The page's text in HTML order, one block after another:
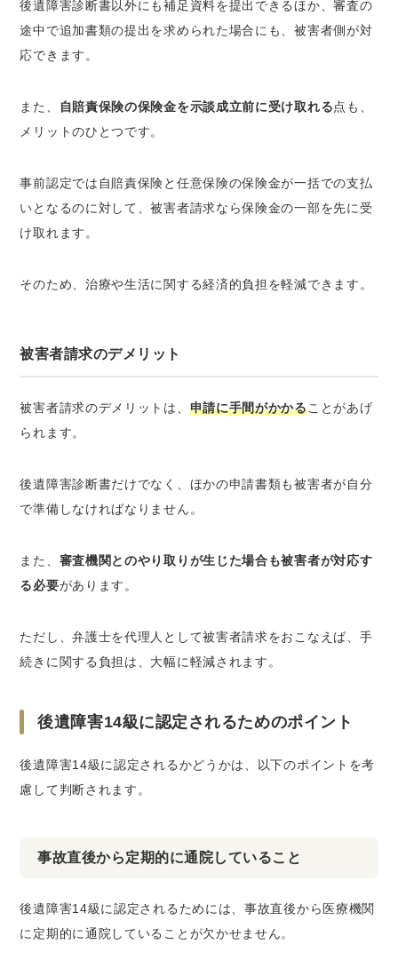
後遺障害診断書以外にも補足資料を提出できるほか、審査の
途中で追加書類の提出を求められた場合にも、被害者側が対
応できます。
また、 自賠責保険の保険金を示談成立前に受け取れる点も、
メリットのひとつです。
事前認定では自賠責保険と任意保険の保険金が一括での支払
いとなるのに対して、被害者請求なら保険金の一部を先に受
け取れます。
そのため、治療や生活に関する経済的負担を軽減できます。
被害者請求のデメリット
被害者請求のデメリットは、 申請に手間がかかることがあげ
られます。
後遺障害診断書だけでなく、ほかの申請書類も被害者が自分
で準備しなければなりません。
また、 審査機関とのやり取りが生じた場合も被害者が対応す
る必要があります。
ただし、弁護士を代理人として被害者請求をおこなえば、手
続きに関する負担は、大幅に軽減されます。
後遺障害14級に認定されるためのポイント
後遺障害14級に認定されるかどうかは、以下のポイントを考
慮して判断されます。
事故直後から定期的に通院していること
後遺障害14級に認定されるためには、事故直後から医療機関
に定期的に通院していることが欠かせません。